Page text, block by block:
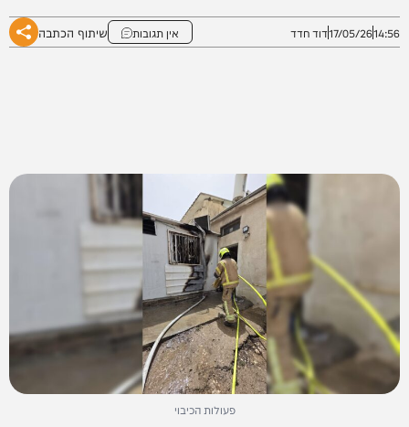
14:56
17/05/26דוד חדד אין תגובות שיתוף הכתבה
פעולות הכיבוי